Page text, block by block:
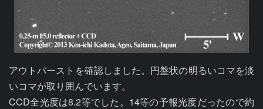
アウトバーストを確認しました。円盤状の明るいコマを淡
いコマが取り囲んでいます。
CCD全光度は8.2等でした。14等の予報光度だったので約